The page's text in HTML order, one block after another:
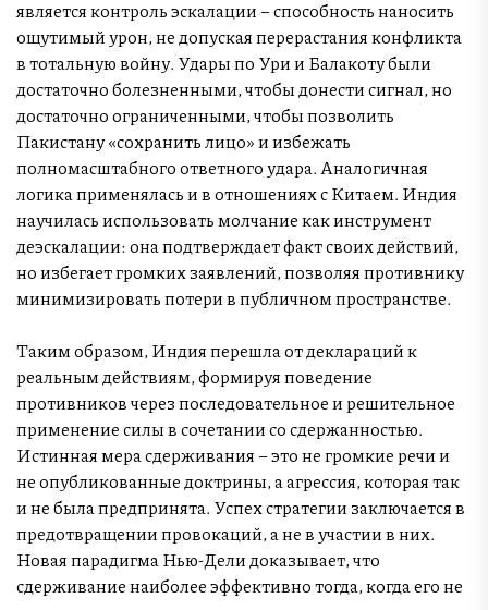
является контроль эскалации – способность наносить
ощутимый урон, не допуская перерастания конфликта
в тотальную войну. Удары по Ури и Балакоту были
достаточно болезненными, чтобы донести сигнал, но
достаточно ограниченными, чтобы позволить
Пакистану «сохранить лицо» и избежать
полномасштабного ответного удара. Аналогичная
логика применялась и в отношениях с Китаем. Индия
научилась использовать молчание как инструмент
деэскалации: она подтверждает факт своих действий,
но избегает громких заявлений, позволяя противнику
минимизировать потери в публичном пространстве.
Таким образом, Индия перешла от деклараций к
реальным действиям, формируя поведение
противников через последовательное и решительное
применение силы в сочетании со сдержанностью.
Истинная мера сдерживания – это не громкие речи и
не опубликованные доктрины, а агрессия, которая так
и не была предпринята. Успех стратегии заключается в
предотвращении провокаций, а не в участии в них.
Новая парадигма Нью-Дели доказывает, что
сдерживание наиболее эффективно тогда, когда его не